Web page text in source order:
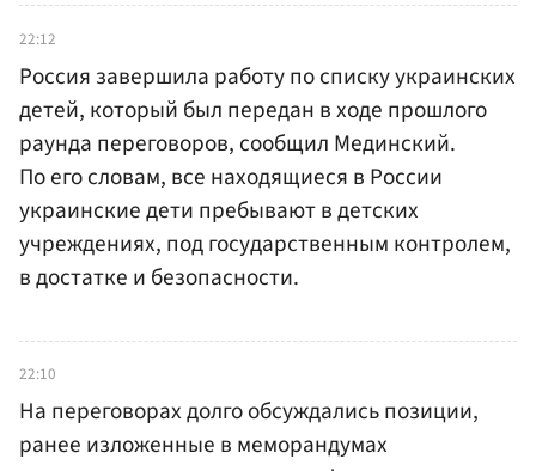
22:12
Россия завершила работу по списку украинских
детей, который был передан в ходе прошлого
раунда переговоров, сообщил Мединский.
По его словам, все находящиеся в России
украинские дети пребывают в детских
учреждениях, под государственным контролем,
в достатке и безопасности.
22:10
На переговорах долго обсуждались позиции,
ранее изложенные в меморандумах